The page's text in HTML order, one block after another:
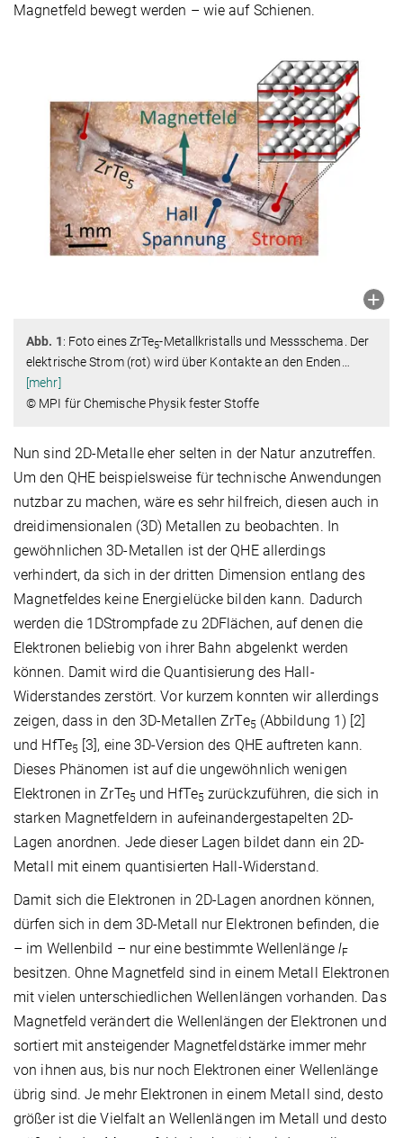
Magnetfeld bewegt werden – wie auf Schienen.
Abb. 1: Foto eines ZrTe5-Metallkristalls und Messschema. Der
elektrische Strom (rot) wird über Kontakte an den Enden…
[mehr]
© MPI für Chemische Physik fester Stoffe
Nun sind 2D-Metalle eher selten in der Natur anzutreffen.
Um den QHE beispielsweise für technische Anwendungen
nutzbar zu machen, wäre es sehr hilfreich, diesen auch in
dreidimensionalen (3D) Metallen zu beobachten. In
gewöhnlichen 3D-Metallen ist der QHE allerdings
verhindert, da sich in der dritten Dimension entlang des
Magnetfeldes keine Energielücke bilden kann. Dadurch
werden die 1DStrompfade zu 2DFlächen, auf denen die
Elektronen beliebig von ihrer Bahn abgelenkt werden
können. Damit wird die Quantisierung des Hall-
Widerstandes zerstört. Vor kurzem konnten wir allerdings
zeigen, dass in den 3D-Metallen ZrTe5 (Abbildung 1) [2]
und HfTe5
[3], eine 3D-Version des QHE auftreten kann.
Dieses Phänomen ist auf die ungewöhnlich wenigen
Elektronen in ZrTe5 und HfTe5 zurückzuführen, die sich in
starken Magnetfeldern in aufeinandergestapelten 2D-
Lagen anordnen. Jede dieser Lagen bildet dann ein 2D-
Metall mit einem quantisierten Hall-Widerstand.
Damit sich die Elektronen in 2D-Lagen anordnen können,
dürfen sich in dem 3D-Metall nur Elektronen befinden, die
– im Wellenbild – nur eine bestimmte Wellenlänge lF
besitzen. Ohne Magnetfeld sind in einem Metall Elektronen
mit vielen unterschiedlichen Wellenlängen vorhanden. Das
Magnetfeld verändert die Wellenlängen der Elektronen und
sortiert mit ansteigender Magnetfeldstärke immer mehr
von ihnen aus, bis nur noch Elektronen einer Wellenlänge
übrig sind. Je mehr Elektronen in einem Metall sind, desto
größer ist die Vielfalt an Wellenlängen im Metall und desto